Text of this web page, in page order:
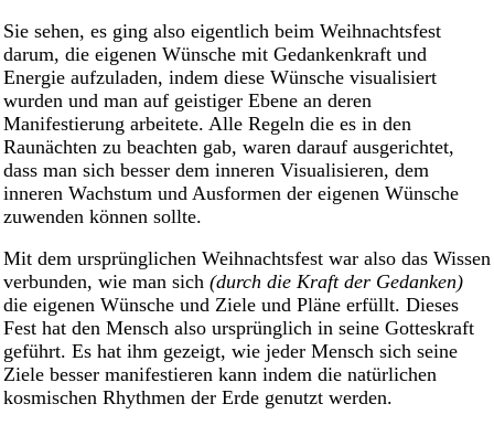
Sie sehen, es ging also eigentlich beim Weihnachtsfest
darum, die eigenen Wünsche mit Gedankenkraft und
Energie aufzuladen, indem diese Wünsche visualisiert
wurden und man auf geistiger Ebene an deren
Manifestierung arbeitete. Alle Regeln die es in den
Raunächten zu beachten gab, waren darauf ausgerichtet,
dass man sich besser dem inneren Visualisieren, dem
inneren Wachstum und Ausformen der eigenen Wünsche
zuwenden können sollte.
Mit dem ursprünglichen Weihnachtsfest war also das Wissen
verbunden, wie man sich (durch die Kraft der Gedanken)
die eigenen Wünsche und Ziele und Pläne erfüllt. Dieses
Fest hat den Mensch also ursprünglich in seine Gotteskraft
geführt. Es hat ihm gezeigt, wie jeder Mensch sich seine
Ziele besser manifestieren kann indem die natürlichen
kosmischen Rhythmen der Erde genutzt werden.